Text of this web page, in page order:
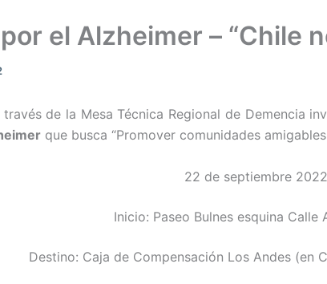
el Alzheimer – “Chile
de la Mesa Técnica Regional de Demencia
que busca “Promover comunidades
22 de septiembre
Inicio: Paseo Bulnes esquina Calle
Destino: Caja de Compensación Los Andes (en